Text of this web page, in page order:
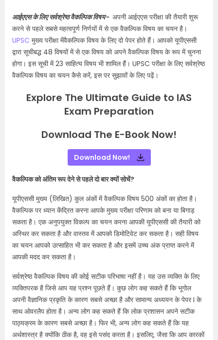
आईएएस के लिए सर्वश्रेष्ठ वैकल्पिक विषय- अपनी आईएएस परीक्षा की तैयारी शुरू
करने से पहले सबसे महत्वपूर्ण निर्णयों में से एक वैकल्पिक विषय का चयन है।
UPSC मुख्य परीक्षा मेंवैकल्पिक विषय के लिए दो पेपर होते हैं। आपको यूपीएससी
द्वारा सूचीबद्ध 48 विषयों में से एक विषय को अपने वैकल्पिक विषय के रूप में चुनना
होगा। इस सूची में 23 साहित्य विषय भी शामिल हैं। UPSC परीक्षा के लिए सर्वश्रेष्ठ
वैकल्पिक विषय का चयन कैसे करें, इस पर सुझावों के लिए पढ़ें।
Explore The Ultimate Guide to IAS
Exam Preparation
Download The E-Book Now!
Download Now!
वैकल्पिक को अंतिम रूप देने से पहले दो बार क्यों सोचें?
यूपीएससी मुख्य (लिखित) कुल अंकों में वैकल्पिक विषय 500 अंकों का होता है।
वैकल्पिक पर ध्यान केंद्रित करना आपके मुख्य परीक्षा परिणाम को बना या बिगाड़
सकता है। एक अनुपयुक्त विकल्प का चयन करना आपकी यूपीएससी की तैयारी को
अस्थिर कर सकता है और वास्तव में आपको डिमोटिवेट कर सकता है। सही विषय
का चयन आपको उत्साहित भी कर सकता है और इसमें उच्च अंक प्राप्त करने में
आपकी मदद कर सकता है।
सर्वश्रेष्ठ वैकल्पिक विषय की कोई सटीक परिभाषा नहीं है। यह उस व्यक्ति के लिए
व्यक्तिपरक है जिसे आप यह प्रश्न पूछते हैं। कुछ लोग कह सकते हैं कि भूगोल
अपनी वैज्ञानिक प्रकृति के कारण सबसे अच्छा है और सामान्य अध्ययन के पेपर I के
साथ ओवरलैप होता है। अन्य लोग कह सकते हैं कि लोक प्रशासन अपने सटीक
पाठ्यक्रम के कारण सबसे अच्छा है। फिर भी, अन्य लोग कह सकते हैं कि यह
अर्थशास्त्र है क्योंकि ठीक है, वह इसे पसंद करता है। इसलिए, जैसा कि आप कारकों